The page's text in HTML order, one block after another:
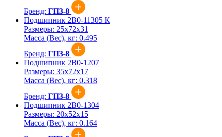
Бренд: ГПЗ-8
Подшипник 2В0-11305 К
Размеры: 25x72x31
Масса (Вес), кг: 0.495
Бренд: ГПЗ-8
Подшипник 2В0-1207
Размеры: 35x72x17
Масса (Вес), кг: 0.318
Бренд: ГПЗ-8
Подшипник 2В0-1304
Размеры: 20x52x15
Масса (Вес), кг: 0.164